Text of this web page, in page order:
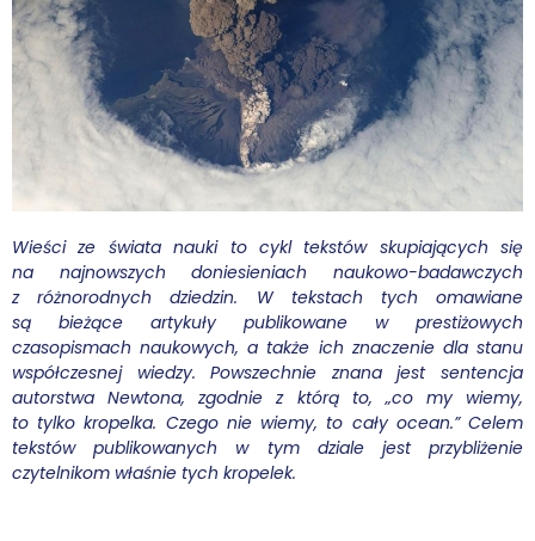
Dla autorów
Darmowy ebook
Linki
Księgarnia
Spis tekstów
Filmy
Konferencje, webinaria i debaty
Wywiady i wykłady
Wieści ze świata nauki to cykl tekstów skupiających się
na najnowszych doniesieniach naukowo-badawczych
z różnorodnych dziedzin. W tekstach tych omawiane
są bieżące artykuły publikowane w prestiżowych
czasopismach naukowych, a także ich znaczenie dla stanu
współczesnej wiedzy. Powszechnie znana jest sentencja
autorstwa Newtona, zgodnie z którą to, „co my wiemy,
to tylko kropelka. Czego nie wiemy, to cały ocean.” Celem
tekstów publikowanych w tym dziale jest przybliżenie
czytelnikom właśnie tych kropelek.